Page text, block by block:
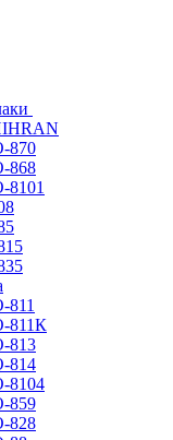
870
868
8101
811
811К
813
814
8104
859
828